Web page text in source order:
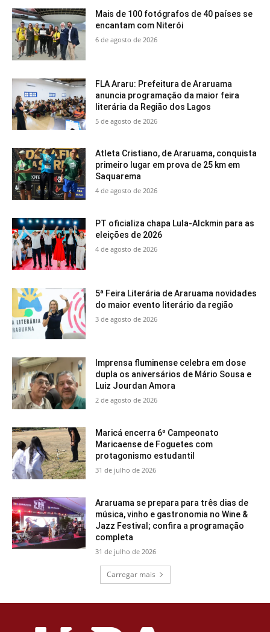
Mais de 100 fotógrafos de 40 países se
encantam com Niterói
6 de agosto de 2026
FLA Araru: Prefeitura de Araruama
anuncia programação da maior feira
literária da Região dos Lagos
5 de agosto de 2026
Atleta Cristiano, de Araruama, conquista
primeiro lugar em prova de 25 km em
Saquarema
4 de agosto de 2026
PT oficializa chapa Lula-Alckmin para as
eleições de 2026
4 de agosto de 2026
5ª Feira Literária de Araruama novidades
do maior evento literário da região
3 de agosto de 2026
Imprensa fluminense celebra em dose
dupla os aniversários de Mário Sousa e
Luiz Jourdan Amora
2 de agosto de 2026
Maricá encerra 6º Campeonato
Maricaense de Foguetes com
protagonismo estudantil
31 de julho de 2026
Araruama se prepara para três dias de
música, vinho e gastronomia no Wine &
Jazz Festival; confira a programação
completa
31 de julho de 2026
Carregar mais